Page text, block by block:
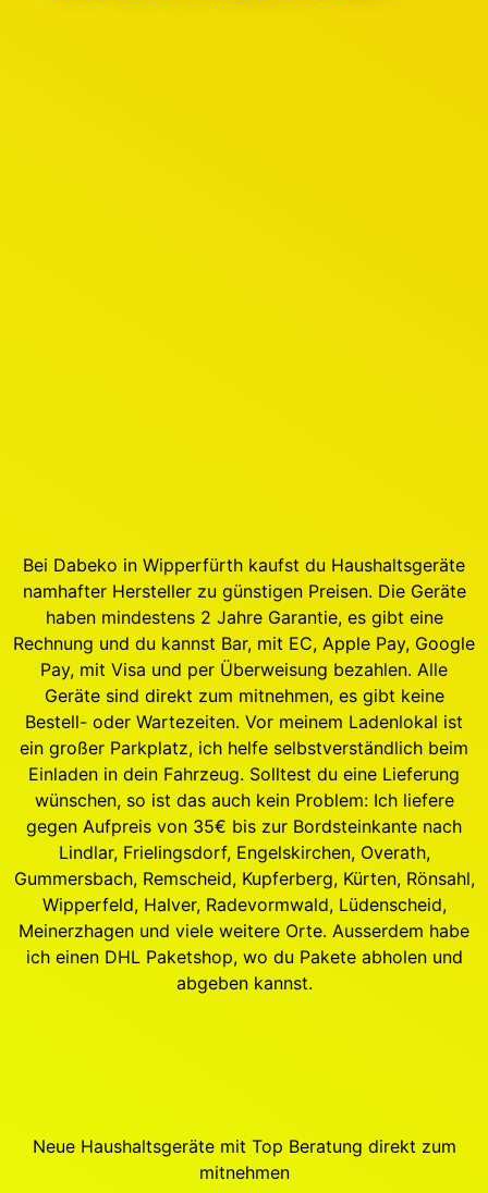
Bei Dabeko in Wipperfürth kaufst du Haushaltsgeräte
namhafter Hersteller zu günstigen Preisen. Die Geräte
haben mindestens 2 Jahre Garantie, es gibt eine
Rechnung und du kannst Bar, mit EC, Apple Pay, Google
Pay, mit Visa und per Überweisung bezahlen. Alle
Geräte sind direkt zum mitnehmen, es gibt keine
Bestell- oder Wartezeiten. Vor meinem Ladenlokal ist
ein großer Parkplatz, ich helfe selbstverständlich beim
Einladen in dein Fahrzeug. Solltest du eine Lieferung
wünschen, so ist das auch kein Problem: Ich liefere
gegen Aufpreis von 35€ bis zur Bordsteinkante nach
Lindlar, Frielingsdorf, Engelskirchen, Overath,
Gummersbach, Remscheid, Kupferberg, Kürten, Rönsahl,
Wipperfeld, Halver, Radevormwald, Lüdenscheid,
Meinerzhagen und viele weitere Orte. Ausserdem habe
ich einen DHL Paketshop, wo du Pakete abholen und
abgeben kannst.
Neue Haushaltsgeräte mit Top Beratung direkt zum
mitnehmen